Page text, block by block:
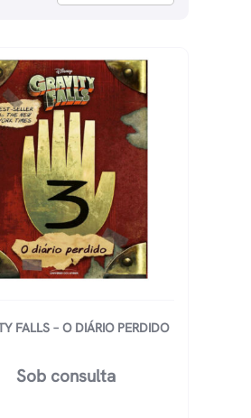
FALLS – O DIÁRIO PERDIDO
Sob consulta